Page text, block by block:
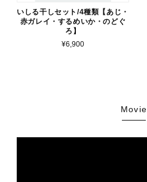
いしる干しセット/4種類【あじ・
赤ガレイ・するめいか・のどぐ
ろ】
¥6,900
Movie